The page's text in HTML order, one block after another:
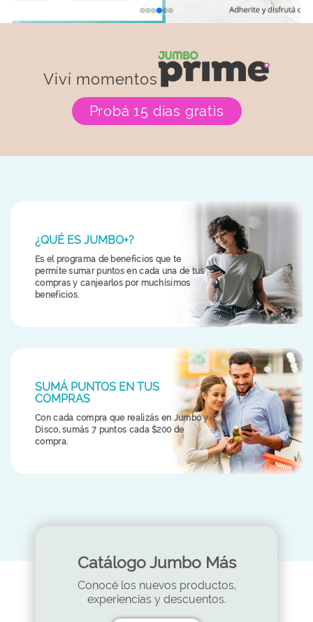
Viví momentos
Probá 15 días gratis
¿QUÉ ES JUMBO+?
Es el programa de beneficios que te
permite sumar puntos en cada una de tus
compras y canjearlos por muchísimos
beneficios.
SUMÁ PUNTOS EN TUS
COMPRAS
Con cada compra que realizás en Jumbo y
Disco, sumás 7 puntos cada $200 de
compra.
Catálogo Jumbo Más
Conocé los nuevos productos,
experiencias y descuentos.